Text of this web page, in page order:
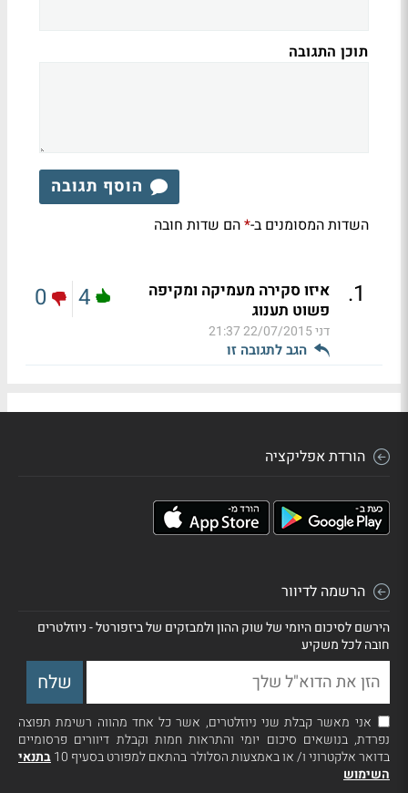
תוכן התגובה
הוסף תגובה
השדות המסומנים ב-*הם שדות חובה
1
.
איזו סקירה מעמיקה ומקיפה
פשוט תענוג
דני22/07/2015 21:37
הגב לתגובה זו
4
0
הורדת אפליקציה
הרשמה לדיוור
הירשם לסיכום היומי של שוק ההון ולמבזקים של ביזפורטל - ניוזלטרים
חובה לכל משקיע
אני מאשר קבלת שני ניוזלטרים, אשר כל אחד מהווה רשימת תפוצה
נפרדת, בנושאים סיכום יומי והתראות חמות וקבלת דיוורים פרסומיים
בדואר אלקטרוני ו/ או באמצעות הסלולר בהתאם למפורט בסעיף 10
בתנאי
השימוש